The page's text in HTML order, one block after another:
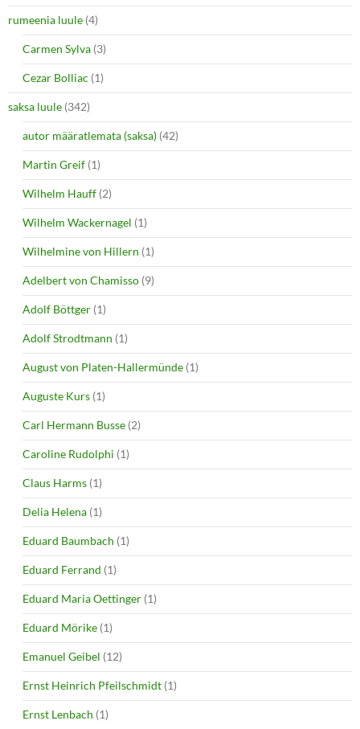
rumeenia luule (4)
Carmen Sylva (3)
Cezar Bolliac (1)
saksa luule (342)
autor määratlemata (saksa) (42)
Martin Greif (1)
Wilhelm Hauff (2)
Wilhelm Wackernagel (1)
Wilhelmine von Hillern (1)
Adelbert von Chamisso (9)
Adolf Böttger (1)
Adolf Strodtmann (1)
August von Platen-Hallermünde (1)
Auguste Kurs (1)
Carl Hermann Busse (2)
Caroline Rudolphi (1)
Claus Harms (1)
Delia Helena (1)
Eduard Baumbach (1)
Eduard Ferrand (1)
Eduard Maria Oettinger (1)
Eduard Mörike (1)
Emanuel Geibel (12)
Ernst Heinrich Pfeilschmidt (1)
Ernst Lenbach (1)